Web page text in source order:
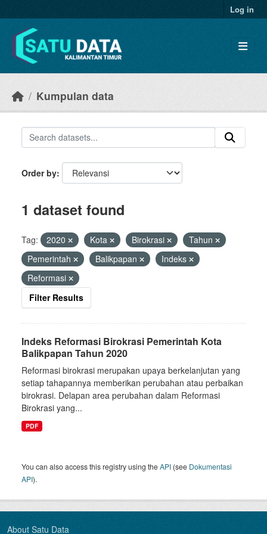
Log in
Kumpulan data
Order by
1 dataset found
Tag: 2020 Kota Birokrasi
Tahun
Pemerintah
Balikpapan
Indeks
Reformasi
Filter Results
Indeks Reformasi Birokrasi Pemerintah Kota
Balikpapan Tahun 2020
Reformasi birokrasi merupakan upaya berkelanjutan yang
setiap tahapannya memberikan perubahan atau perbaikan
birokrasi. Delapan area perubahan dalam Reformasi
Birokrasi yang...
PDF
You can also access this registry using theAPI (see Dokumentasi
API).
About Satu Data